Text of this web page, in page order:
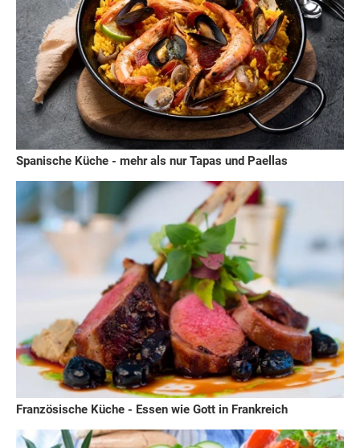
Spanische Küche - mehr als nur Tapas und Paellas
Französische Küche - Essen wie Gott in Frankreich